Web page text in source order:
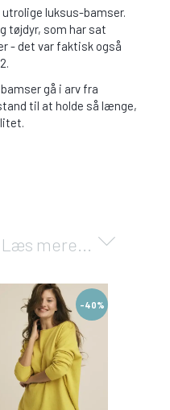
luksus-bamser.
tøjdyr, som har sat
- det var faktisk også
gå i arv fra
til at holde så længe,
Læs mere...
-40%